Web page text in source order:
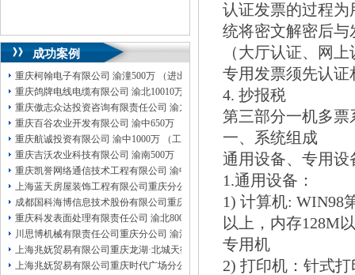
成功案例
重庆柯翰电子有限公司 渝潼500万 （进出口权）
重庆鸽牌电线电缆有限公司 渝北10010万 (进出口权)
重庆傲志众达投资咨询有限责任公司 渝九1000万 （增资）
重庆百谷农业开发有限公司 渝中650万 （注册）
重庆航诚投资有限公司 渝中1000万 （工商注册）
重庆吉沃农业科技有限公司 渝南500万 （工商注册）
重庆凯誉网络通信技术工程有限公司 渝中300万 （工商变更）
上海蓝天房屋装饰工程有限公司重庆分公司 渝北 （工商注册）
成都国科海博信息技术股份有限公司重庆分公司 渝江 （工商注册）
重庆科发表面处理有限责任公司 渝北800万 （进出口权）
川思博机械有限责任公司重庆分公司 渝江 （工商注册）
上海兆妩贸易有限公司重庆龙湖·北城天街分公司 （工商注册）
上海兆妩贸易有限公司重庆时代广场分公司 渝中 （工商注册）
认证发票的过程
统将密文解密后
（大厅认证、网
专用发票须先认
4. 抄报税
第三部分一机多
一、系统组成
通用设备、专用设
1.通用设备：
1) 计算机: WIN98
以上，内存128M
专用机
2) 打印机：针式